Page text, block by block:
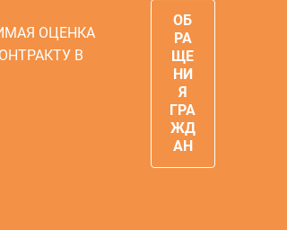
ОЦЕНКА
В
ОБ
РА
ЩЕ
НИ
Я
ГРА
ЖД
АН